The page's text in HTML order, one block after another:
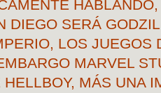
DIEGO SERÁ
LOS JUEGOS
MARVEL
MÁS UNA